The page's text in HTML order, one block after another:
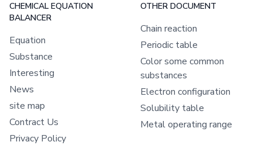
CHEMICAL EQUATION
BALANCER
Equation
Substance
Interesting
News
site map
Contract Us
Privacy Policy
OTHER DOCUMENT
Chain reaction
Periodic table
Color some common
substances
Electron configuration
Solubility table
Metal operating range